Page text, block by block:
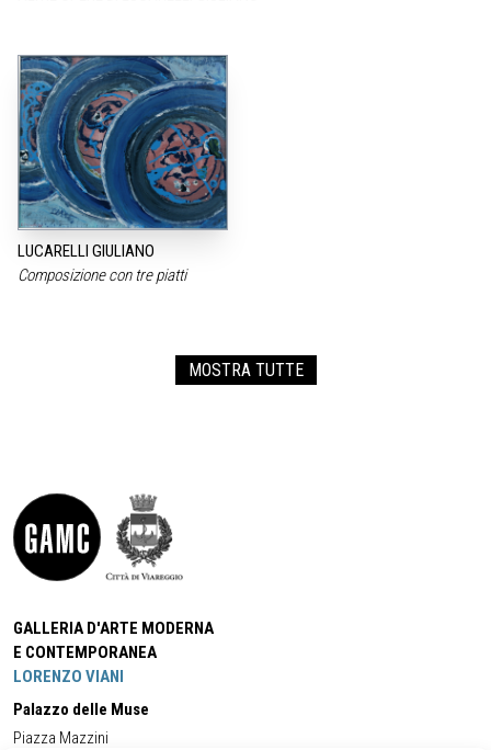
LUCARELLI GIULIANO
Composizione con tre piatti
MOSTRA TUTTE
GALLERIA D'ARTE MODERNA
E CONTEMPORANEA
LORENZO VIANI
Palazzo delle Muse
Piazza Mazzini